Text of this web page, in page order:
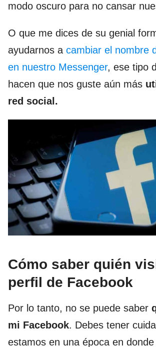
modo oscuro para no cansar
O que me dices de su genial
ayudarnos a cambiar el nombre
en nuestro Messenger, ese tipo
hacen que nos guste aún más
red social.
Cómo saber quién
perfil de Facebook
Por lo tanto, no se puede saber
mi Facebook. Debes tener
estamos en una época en